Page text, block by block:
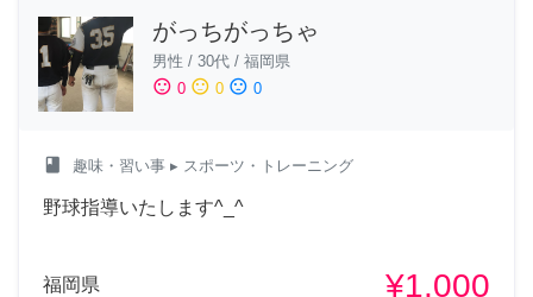
がっちがっちゃ
男性 / 30代 / 福岡県
sentiment_satisfied 0 sentiment_neutral 0 sentiment_dissatisfied 0
class 趣味・習い事 ▸ スポーツ・トレーニング
野球指導いたします^_^
福岡県 ¥1,000